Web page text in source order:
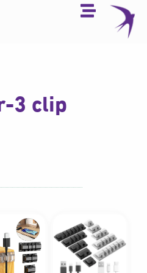
تخطي
المحتوى
3 clip